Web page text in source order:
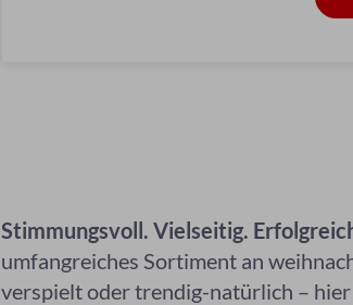
Stimmungsvoll. Vielseitig.
umfangreiches Sortiment an
verspielt oder trendig-natürlich –